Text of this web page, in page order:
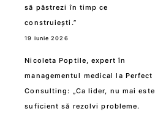
să păstrezi în timp ce
construiești.”
19 iunie 2026
Nicoleta Poptile, expert în
managementul medical la Perfect
Consulting: „Ca lider, nu mai este
suficient să rezolvi probleme.